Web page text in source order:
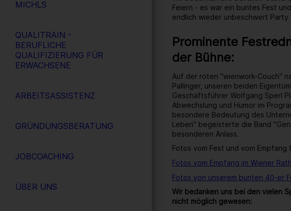
MICHLS
QUALITRAIN -
BERUFLICHE
QUALIFIZIERUNG FÜR
ERWACHSENE
ARBEITSASSISTENZ
GRÜNDUNGSBERATUNG
JOBCOACHING
ÜBER UNS
Feiern - es war ein buntes Fest
endlich wieder unbeschwert Party
Prominente
der Bühne:
Auf der roten "wienwork-Couch"
Pallinger, unseren beiden
Geschäftsführer Wolfgang Sperl
Abwechslung und Humor im
besondere Bedeutung des
Leben" begeisterte die Band
besonderen Anlass.
Fotos vom Fest und vom Empfang
Fotos vom Empfang im Wiener
Fotos von unserem bunten 40-er
Wir bedanken uns bei den vielen
nicht möglich gewesen: